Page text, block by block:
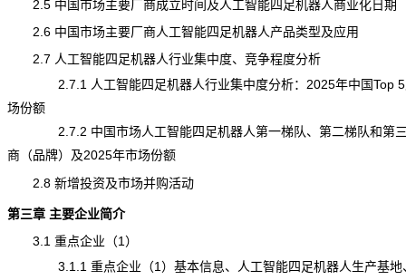
2.5 中国市场主要厂商成立时间及人工智能四足机器人商业化日期
2.6 中国市场主要厂商人工智能四足机器人产品类型及应用
2.7 人工智能四足机器人行业集中度、竞争程度分析
2.7.1 人工智能四足机器人行业集中度分析：2025年中国Top 5
场份额
2.7.2 中国市场人工智能四足机器人第一梯队、第二梯队和第
商（品牌）及2025年市场份额
2.8 新增投资及市场并购活动
第三章 主要企业简介
3.1 重点企业（1）
3.1.1 重点企业（1）基本信息、人工智能四足机器人生产基地